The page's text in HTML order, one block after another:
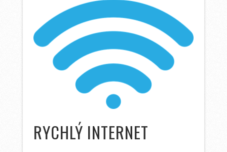
RYCHLÝ INTERNET